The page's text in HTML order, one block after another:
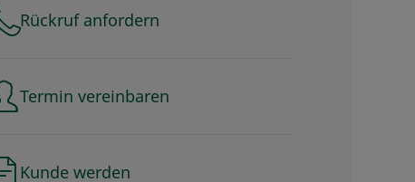
Rückruf anfordern
Termin vereinbaren
Kunde werden